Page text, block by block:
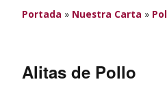
Portada » Nuestra Carta »
Alitas de Pollo